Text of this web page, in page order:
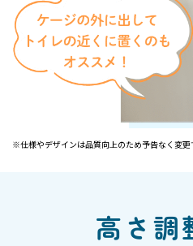
※仕様やデザインは品質向上のため予告なく変更
高さ調